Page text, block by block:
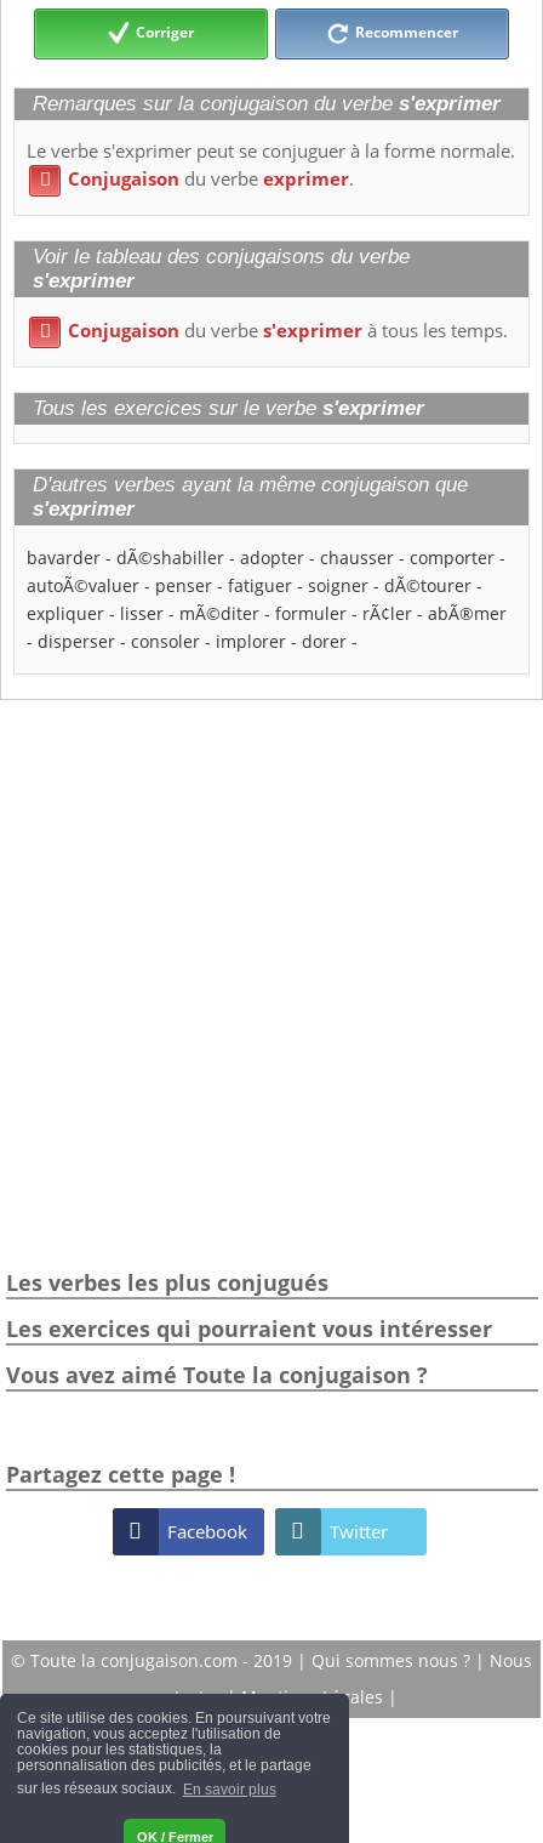
Ce site utilise des cookies. En poursuivant votre
navigation, vous acceptez l'utilisation de
cookies pour les statistiques, la
personnalisation des publicités, et le partage
sur les réseaux sociaux. En savoir plus
OK / Fermer
Corriger Recommencer
Remarques sur la conjugaison du verbe s'exprimer
Le verbe s'exprimer peut se conjuguer à la forme normale.
 Conjugaison du verbeexprimer.
Voir le tableau des conjugaisons du verbe
s'exprimer
 Conjugaison du verbes'exprimerà tous les temps.
Tous les exercices sur le verbe s'exprimer
D'autres verbes ayant la même conjugaison que
s'exprimer
bavarder - dÃ©shabiller - adopter - chausser - comporter -
autoÃ©valuer - penser - fatiguer - soigner - dÃ©tourer -
expliquer - lisser - mÃ©diter - formuler - rÃ¢ler - abÃ®mer
- disperser - consoler - implorer - dorer -
Les verbes les plus conjugués
Les exercices qui pourraient vous intéresser
Vous avez aimé Toute la conjugaison ?
Partagez cette page !
 Facebook  Twitter
© Toute la conjugaison.com - 2019 | Qui sommes nous ? | Nous
contacter|Mentions Légales |